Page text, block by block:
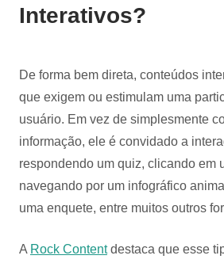
Interativos?
De forma bem direta, conteúdos
que exigem ou estimulam uma
usuário. Em vez de simplesmente
informação, ele é convidado a
respondendo um quiz, clicando em
navegando por um infográfico
uma enquete, entre muitos outros
A Rock Contentdestaca que esse